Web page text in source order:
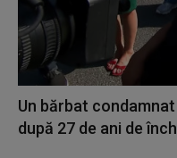
Un bărbat
după 27 de ani de